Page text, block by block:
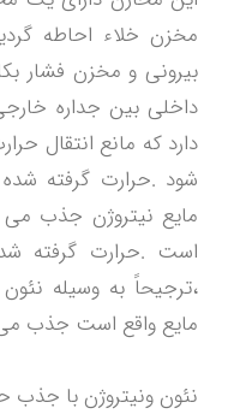
مخزن خلاء احاطه
بیرونی و مخزن فشار
داخلی بین جداره
دارد که مانع انتقال
شود .حرارت گرفته
مایع نیتروژن جذب
است .حرارت گرفته
،ترجیحاً به وسیله
مایع واقع است جذب
نئون ونیتروژن با جذب